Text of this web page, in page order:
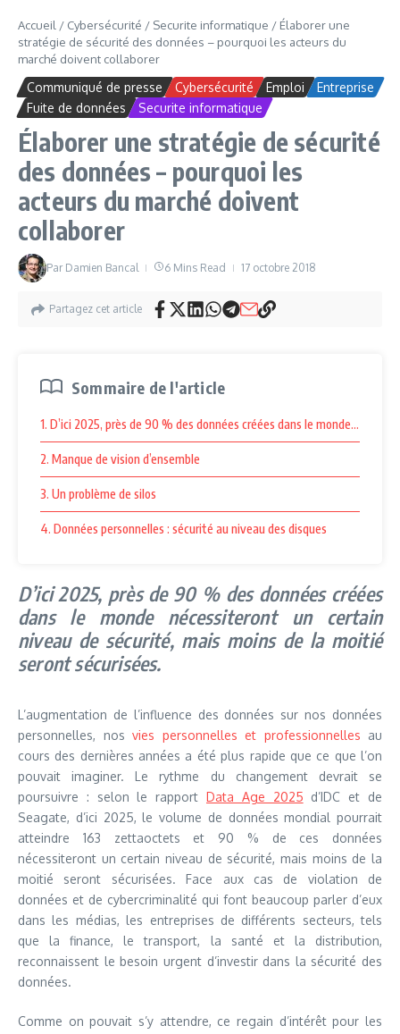
Accueil / Cybersécurité / Securite informatique / Élaborer une
stratégie de sécurité des données – pourquoi les acteurs du
marché doivent collaborer
Communiqué de presse Cybersécurité Emploi
Entreprise
Fuite de données
Securite informatique
Élaborer une stratégie de sécurité
des données – pourquoi les
acteurs du marché doivent
collaborer
Par Damien Bancal 6 Mins Read 17 octobre 2018
Partagez cet article
Sommaire de l'article
1. D’ici 2025, près de 90 % des données créées dans le monde
2. Manque de vision d’ensemble
3. Un problème de silos
4. Données personnelles : sécurité au niveau des disques
D’ici 2025, près de 90 % des données créées
dans le monde nécessiteront un certain
niveau de sécurité, mais moins de la moitié
seront sécurisées.
L’augmentation de l’influence des données sur nos données
personnelles, nos vies personnelles et professionnelles au
cours des dernières années a été plus rapide que ce que l’on
pouvait imaginer. Le rythme du changement devrait se
poursuivre : selon le rapport Data Age 2025 d’IDC et de
Seagate, d’ici 2025, le volume de données mondial pourrait
atteindre 163 zettaoctets et 90 % de ces données
nécessiteront un certain niveau de sécurité, mais moins de la
moitié seront sécurisées. Face aux cas de violation de
données et de cybercriminalité qui font beaucoup parler d’eux
dans les médias, les entreprises de différents secteurs, tels
que la finance, le transport, la santé et la distribution,
reconnaissent le besoin urgent d’investir dans la sécurité des
données.
Comme on pouvait s’y attendre, ce regain d’intérêt pour les